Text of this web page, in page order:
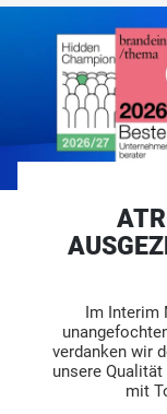
Im
verdanken wir
unsere
mit